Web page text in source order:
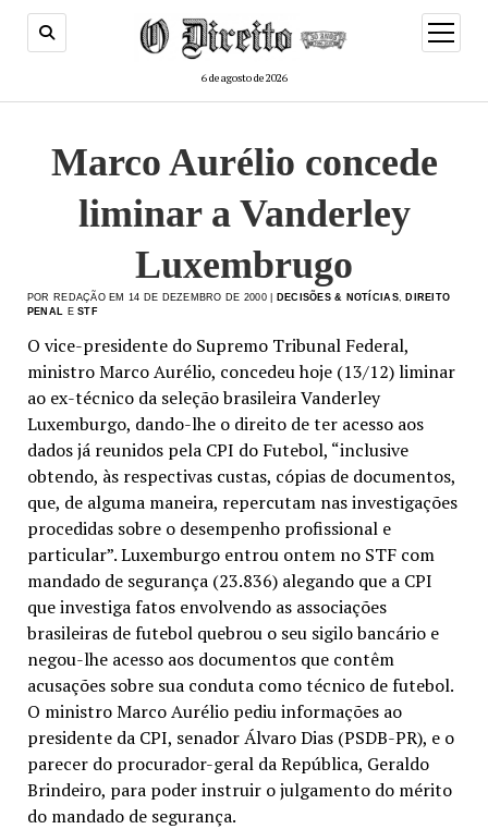
6 de agosto de 2026
menu
de
Marco Aurélio concede
liminar a Vanderley
Luxembrugo
POR REDAÇÃO EM 14 DE DEZEMBRO DE 2000 | DECISÕES & NOTÍCIAS,
DIREITO
PENAL
ESTF
O vice-presidente do Supremo Tribunal Federal,
ministro Marco Aurélio, concedeu hoje (13/12) liminar
ao ex-técnico da seleção brasileira Vanderley
Luxemburgo, dando-lhe o direito de ter acesso aos
dados já reunidos pela CPI do Futebol, “inclusive
obtendo, às respectivas custas, cópias de documentos,
que, de alguma maneira, repercutam nas investigações
procedidas sobre o desempenho profissional e
particular”. Luxemburgo entrou ontem no STF com
mandado de segurança (23.836) alegando que a CPI
que investiga fatos envolvendo as associações
brasileiras de futebol quebrou o seu sigilo bancário e
negou-lhe acesso aos documentos que contêm
acusações sobre sua conduta como técnico de futebol.
O ministro Marco Aurélio pediu informações ao
presidente da CPI, senador Álvaro Dias (PSDB-PR), e o
parecer do procurador-geral da República, Geraldo
Brindeiro, para poder instruir o julgamento do mérito
do mandado de segurança.